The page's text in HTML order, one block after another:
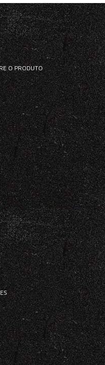
O PRODUTO